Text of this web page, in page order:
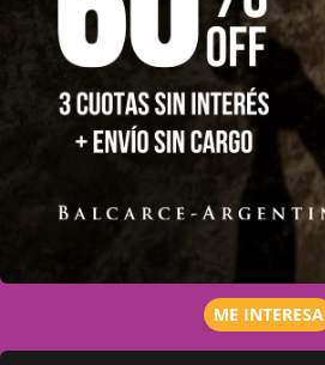
ME INTERESA